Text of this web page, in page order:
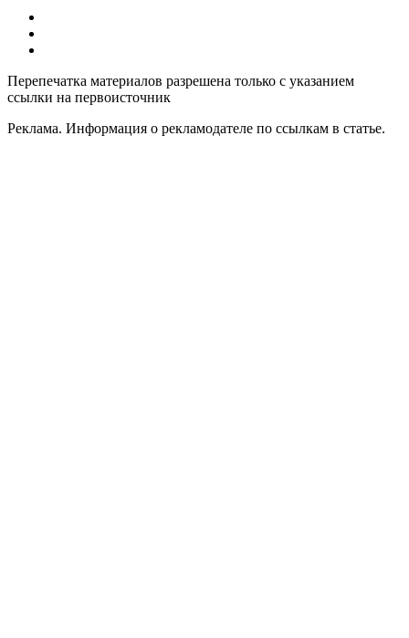
Перепечатка материалов разрешена только с указанием
ссылки на первоисточник
Реклама. Информация о рекламодателе по ссылкам в статье.